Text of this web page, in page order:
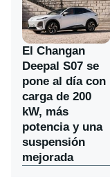
El Changan
Deepal S07 se
pone al día con
carga de 200
kW, más
potencia y una
suspensión
mejorada